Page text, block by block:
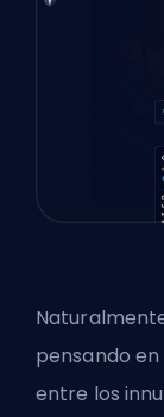
pensando
entre los